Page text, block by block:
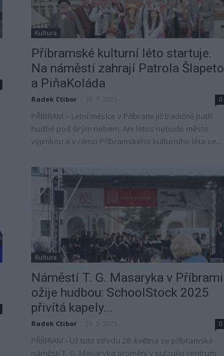
Kultura
Příbramské kulturní léto startuje.
Na náměstí zahrají Patrola Šlapeto
a PiňaKoláda
Radek Ctibor 0
PŘÍBRAM – Letní měsíce v Příbrami již tradičně patří
hudbě pod širým nebem. Ani letos nebude město
výjimkou a v rámci Příbramského kulturního léta se...
Kultura
Náměstí T. G. Masaryka v Příbrami
ožije hudbou: SchoolStock 2025
přivítá kapely...
Radek Ctibor 0
PŘÍBRAM - Už tuto středu 28. května se příbramské
náměstí T. G. Masaryka promění v pulzující centrum